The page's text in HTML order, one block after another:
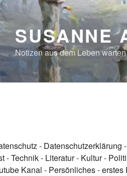
SUSANNE
Notizen aus dem Leben
- Datenschutzerklärung -
-Technik- Literatur- Kultur-
Kanal - Persönliches-erstes